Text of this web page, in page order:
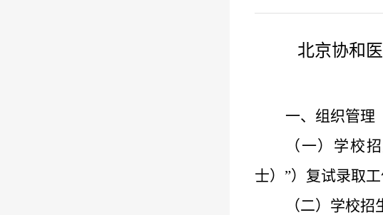
北京协和
一、 组织管理
（一） 学校
士）”） 复试录取
（二） 学校招